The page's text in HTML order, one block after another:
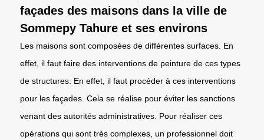
façades des maisons dans la ville de
Sommepy Tahure et ses environs
Les maisons sont composées de différentes surfaces. En
effet, il faut faire des interventions de peinture de ces types
de structures. En effet, il faut procéder à ces interventions
pour les façades. Cela se réalise pour éviter les sanctions
venant des autorités administratives. Pour réaliser ces
opérations qui sont très complexes, un professionnel doit